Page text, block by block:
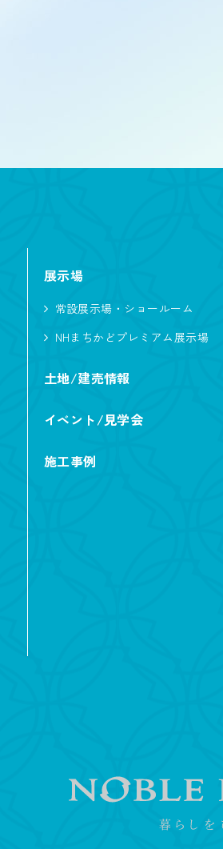
展示場
常設展示場・ショールーム
NHまちかどプレミアム展示場
土地/建売情報
イベント/見学会
施工事例